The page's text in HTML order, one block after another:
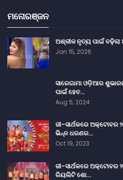
ମନୋରଞ୍ଜନ
ଅଶ୍ଳୀଳ ନୃତ୍ୟ ପାଇଁ ବଢ଼ିଲା
Jan 15, 2026
ସାରେଗାମା ଓଡ଼ିଆର
ପାଇଁ ହେବ…
Aug 5, 2024
ଜୀ-ସାର୍ଥକରେ ଅକ୍ଟୋବର
ଭିନ୍ନ ଧରଣର…
Oct 19, 2023
ଜୀ-ସାର୍ଥକରେ ଅକ୍ଟୋବର
ରିୟଲିଟି ଶୋ…